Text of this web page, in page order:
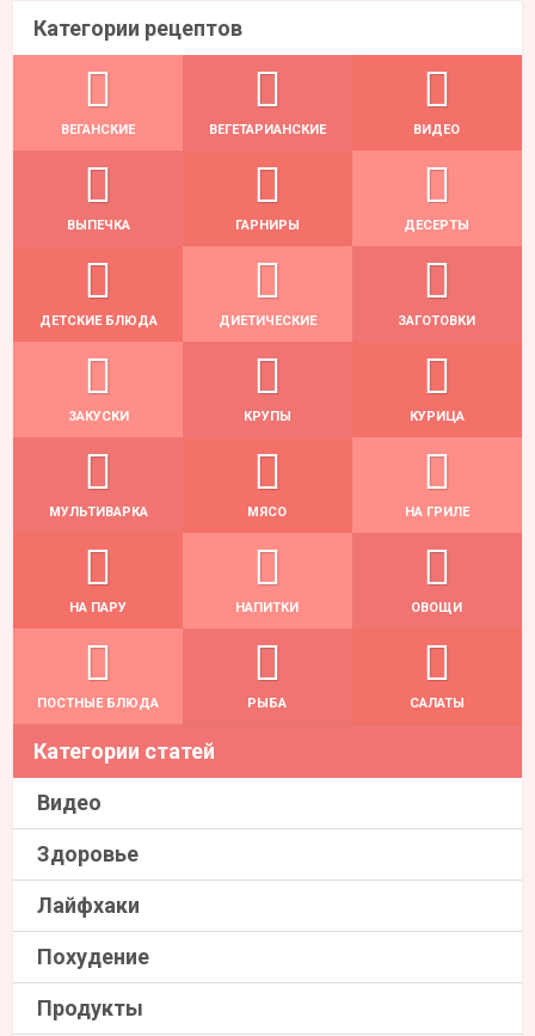
Категории рецептов
ВЕГАНСКИЕ ВЕГЕТАРИАНСКИЕ ВИДЕО
ВЫПЕЧКА ГАРНИРЫ ДЕСЕРТЫ
ДЕТСКИЕ БЛЮДА ДИЕТИЧЕСКИЕ ЗАГОТОВКИ
ЗАКУСКИ КРУПЫ КУРИЦА
МУЛЬТИВАРКА МЯСО НА ГРИЛЕ
НА ПАРУ НАПИТКИ ОВОЩИ
ПОСТНЫЕ БЛЮДА РЫБА САЛАТЫ
Категории статей
Видео
Здоровье
Лайфхаки
Похудение
Продукты